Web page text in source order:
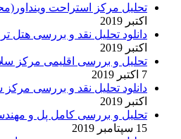
تحلیل مرکز استراحت
اکتبر 2019
دانلود تحلیل نقد و بررسی هتل
اکتبر 2019
تحلیل و بررسی اقلیمی مرکز
7 اکتبر 2019
دانلود تحلیل نقد و بررسی
اکتبر 2019
تحلیل و بررسی کامل پل و
15 سپتامبر 2019